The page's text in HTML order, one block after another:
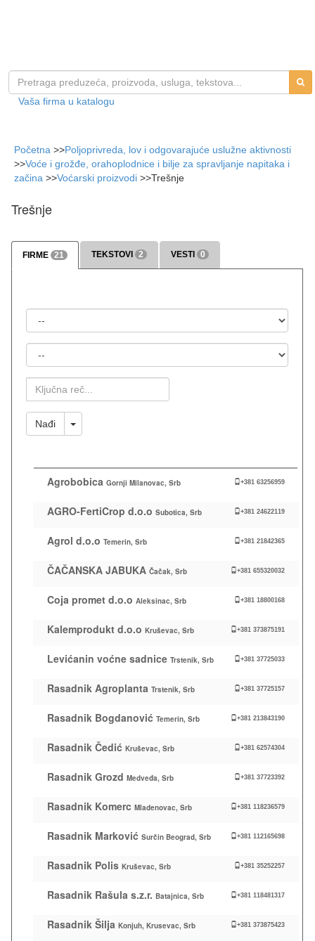
Vaša firma u katalogu
Početna >>Poljoprivreda, lov i odgovarajuće uslužne aktivnosti
>>Voće i grožđe, orahoplodnice i bilje za spravljanje napitaka i
začina >>Voćarski proizvodi >>Trešnje
Trešnje
FIRME 21 TEKSTOVI 2 VESTI 0
Ključna
Reč
Nađi Toggle Dropdown
Agrobobica Gornji Milanovac, Srb +381 63256959
AGRO-FertiCrop d.o.o Subotica, Srb +381 24622119
Agrol d.o.o Temerin, Srb +381 21842365
ČAČANSKA JABUKA Čačak, Srb +381 655320032
Coja promet d.o.o Aleksinac, Srb +381 18800168
Kalemprodukt d.o.o Kruševac, Srb +381 373875191
Levićanin voćne sadnice Trstenik, Srb +381 37725033
Rasadnik Agroplanta Trstenik, Srb +381 37725157
Rasadnik Bogdanović Temerin, Srb +381 213843190
Rasadnik Čedić Kruševac, Srb +381 62574304
Rasadnik Grozd Medveđa, Srb +381 37723392
Rasadnik Komerc Mladenovac, Srb +381 118236579
Rasadnik Marković Surčin Beograd, Srb +381 112165698
Rasadnik Polis Kruševac, Srb +381 35252257
Rasadnik Rašula s.z.r. Batajnica, Srb +381 118481317
Rasadnik Šilja Konjuh, Krusevac, Srb +381 373875423